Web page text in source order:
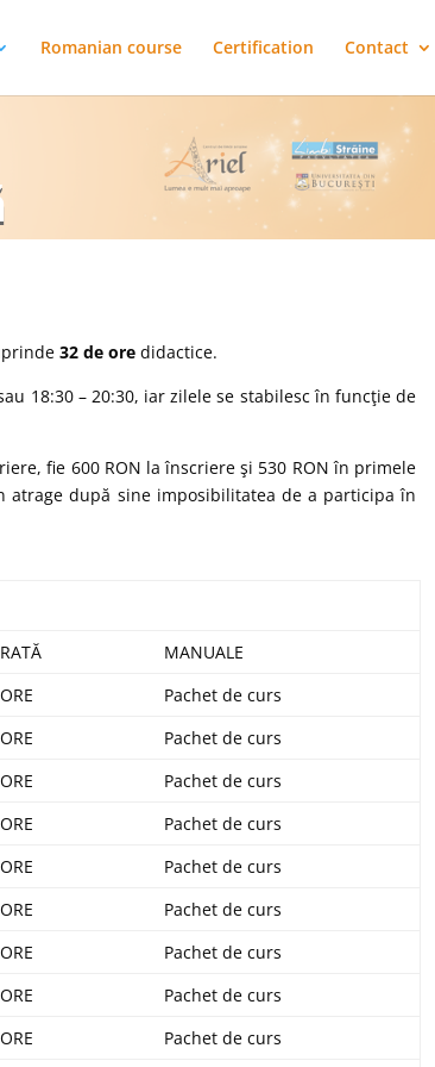
Romanian course Certification Contact
32 de ore didactice.
18:30 – 20:30, iar zilele se stabilesc în funcţie de
fie 600 RON la înscriere şi 530 RON în primele
atrage după sine imposibilitatea de a participa în
MANUALE
Pachet de curs
Pachet de curs
Pachet de curs
Pachet de curs
Pachet de curs
Pachet de curs
Pachet de curs
Pachet de curs
Pachet de curs